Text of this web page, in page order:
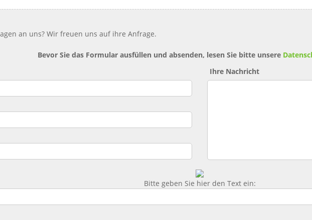
an uns? Wir freuen uns auf ihre Anfrage.
Bevor Sie das Formular ausfüllen und absenden, lesen Sie bitte unsere
Ihre Nachricht
Bitte geben Sie hier den Text ein: